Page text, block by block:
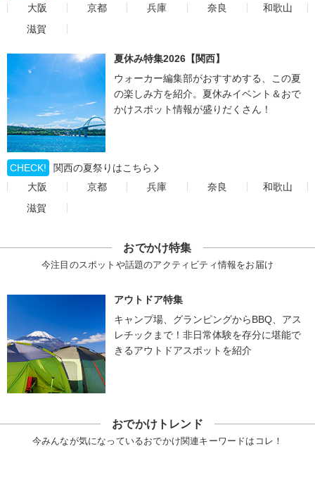
大阪
京都 兵庫 奈良
和歌山
滋賀
夏休み特集2026【関西】
ウォーカー編集部がおすすめする、この夏
の楽しみ方を紹介。夏休みイベント＆おで
かけスポット情報が盛りだくさん！
CHECK!
関西の夏祭りはこちら
大阪
京都 兵庫 奈良
和歌山
滋賀
おでかけ特集
今注目のスポットや話題のアクティビティ情報をお届け
アウトドア特集
キャンプ場、グランピングからBBQ、アス
レチックまで！非日常体験を存分に堪能で
きるアウトドアスポットを紹介
おでかけトレンド
今みんなが気になっているおでかけ関連キーワードはコレ！